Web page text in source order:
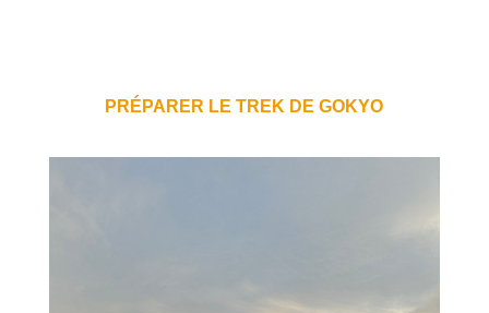
PRÉPARER LE TREK DE GOKYO